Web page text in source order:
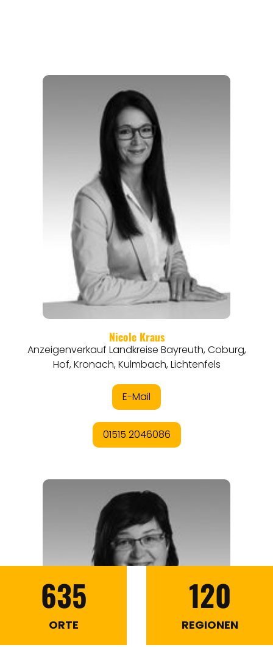
635
ORTE
120
REGIONEN